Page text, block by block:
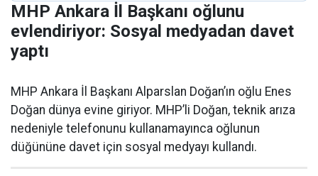
MHP Ankara İl Başkanı oğlunu
evlendiriyor: Sosyal medyadan davet
yaptı
MHP Ankara İl Başkanı Alparslan Doğan’ın oğlu Enes
Doğan dünya evine giriyor. MHP’li Doğan, teknik arıza
nedeniyle telefonunu kullanamayınca oğlunun
düğününe davet için sosyal medyayı kullandı.